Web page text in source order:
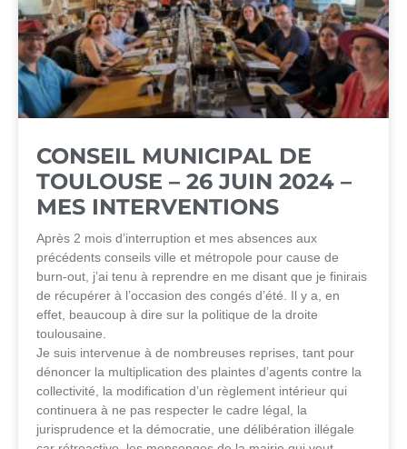
CONSEIL MUNICIPAL DE
TOULOUSE – 26 JUIN 2024 –
MES INTERVENTIONS
Après 2 mois d’interruption et mes absences aux
précédents conseils ville et métropole pour cause de
burn-out, j’ai tenu à reprendre en me disant que je finirais
de récupérer à l’occasion des congés d’été. Il y a, en
effet, beaucoup à dire sur la politique de la droite
toulousaine.
Je suis intervenue à de nombreuses reprises, tant pour
dénoncer la multiplication des plaintes d’agents contre la
collectivité, la modification d’un règlement intérieur qui
continuera à ne pas respecter le cadre légal, la
jurisprudence et la démocratie, une délibération illégale